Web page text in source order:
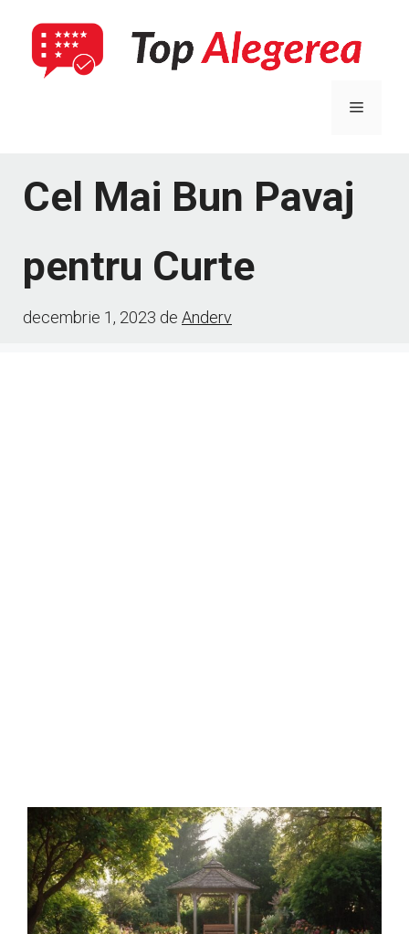
conținut
Meniu
Cel Mai Bun Pavaj
pentru Curte
decembrie 1, 2023 de Anderv